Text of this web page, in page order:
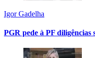
Igor Gadelha
PGR pede à PF